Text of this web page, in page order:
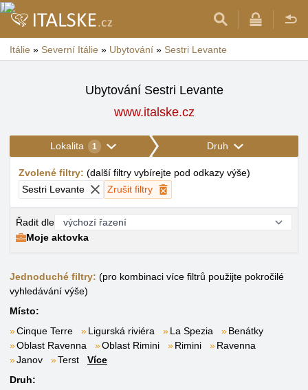
Itálie » Severní Itálie » Ubytování » Sestri Levante
Ubytování Sestri Levante
www.italske.cz
Lokalita 1 Druh
Zvolené filtry: (další filtry vybírejte pod odkazy výše)
Sestri Levante
Zrušit filtry
Řadit dle
Moje aktovka
Jednoduché filtry: (pro kombinaci více filtrů použijte pokročilé
vyhledávání výše)
Místo:
Cinque Terre
Ligurská riviéra La Spezia
Benátky
Oblast Ravenna
Oblast Rimini Rimini
Ravenna
Janov
Terst
Více
Druh: